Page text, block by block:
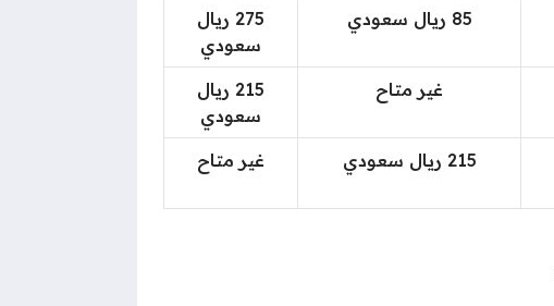
85 ريال سعودي
275 ريال
سعودي
غير متاح
215 ريال
سعودي
215 ريال سعودي غير متاح